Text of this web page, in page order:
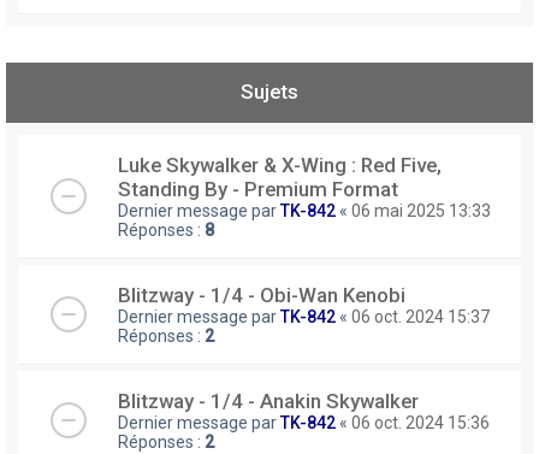
Sujets
Luke Skywalker & X-Wing : Red Five,
Standing By - Premium Format
Dernier message parTK-842 « 06 mai 2025 13:33
Réponses : 8
Blitzway - 1/4 - Obi-Wan Kenobi
Dernier message parTK-842 « 06 oct. 2024 15:37
Réponses : 2
Blitzway - 1/4 - Anakin Skywalker
Dernier message parTK-842 « 06 oct. 2024 15:36
Réponses : 2